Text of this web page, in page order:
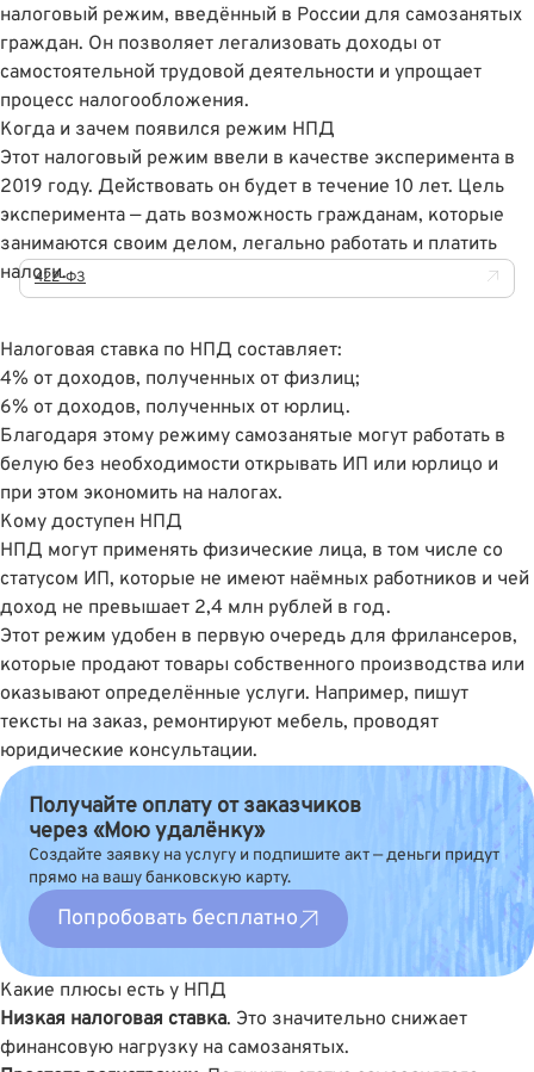
налоговый режим, введённый в России для самозанятых
граждан. Он позволяет легализовать доходы от
самостоятельной трудовой деятельности и упрощает
процесс налогообложения.
Когда и зачем появился режим НПД
Этот налоговый режим ввели в качестве эксперимента в
2019 году. Действовать он будет в течение 10 лет. Цель
эксперимента — дать возможность гражданам, которые
занимаются своим делом, легально работать и платить
налоги.
422-ФЗ
Налоговая ставка по НПД составляет:
4% от доходов, полученных от физлиц;
6% от доходов, полученных от юрлиц.
Благодаря этому режиму самозанятые могут работать в
белую без необходимости открывать ИП или юрлицо и
при этом экономить на налогах.
Кому доступен НПД
НПД могут применять физические лица, в том числе со
статусом ИП, которые не имеют наёмных работников и чей
доход не превышает 2,4 млн рублей в год.
Этот режим удобен в первую очередь для фрилансеров,
которые продают товары собственного производства или
оказывают определённые услуги. Например, пишут
тексты на заказ, ремонтируют мебель, проводят
юридические консультации.
Получайте оплату от заказчиков
через «Мою удалёнку»
Создайте заявку на услугу и подпишите акт — деньги придут
прямо на вашу банковскую карту.
Попробовать бесплатно
Какие плюсы есть у НПД
Низкая налоговая ставка. Это значительно снижает
финансовую нагрузку на самозанятых.